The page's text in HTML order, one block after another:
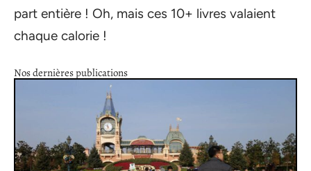
part entière ! Oh, mais ces 10+ livres valaient
chaque calorie !
Nos dernières publications